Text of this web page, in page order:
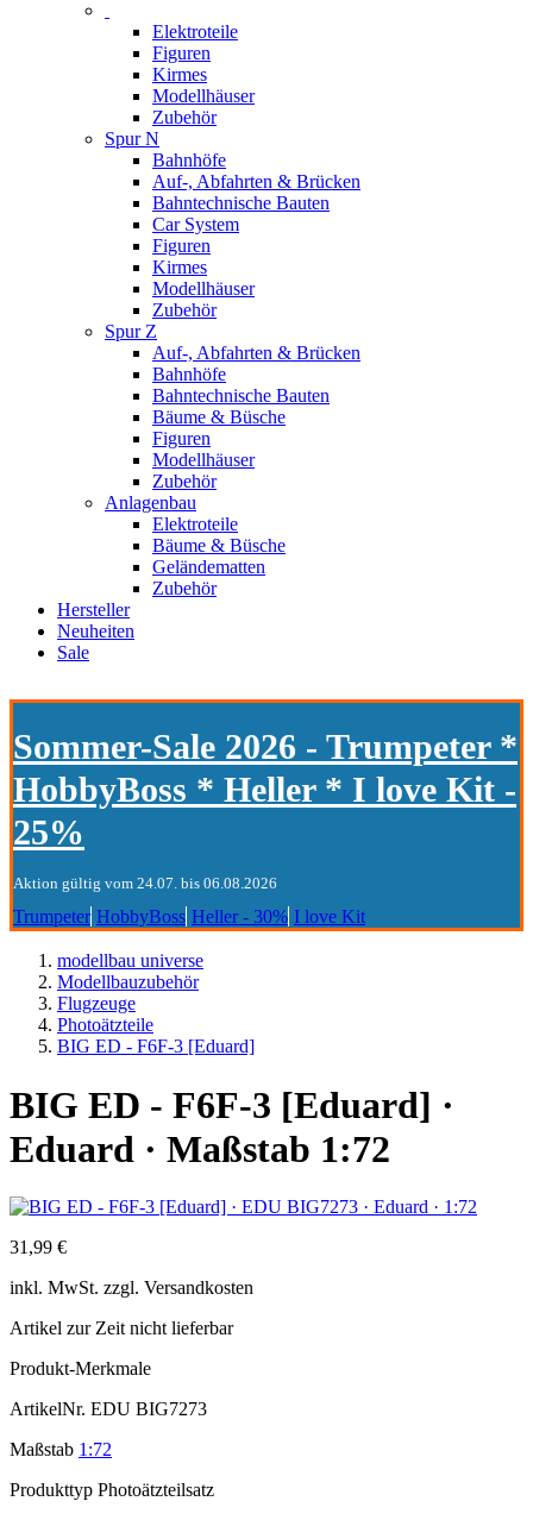
Elektroteile
Figuren
Kirmes
Modellhäuser
Zubehör
Spur N
Bahnhöfe
Auf-, Abfahrten & Brücken
Bahntechnische Bauten
Car System
Figuren
Kirmes
Modellhäuser
Zubehör
Spur Z
Auf-, Abfahrten & Brücken
Bahnhöfe
Bahntechnische Bauten
Bäume & Büsche
Figuren
Modellhäuser
Zubehör
Anlagenbau
Elektroteile
Bäume & Büsche
Geländematten
Zubehör
Hersteller
Neuheiten
Sale
Sommer-Sale 2026 - Trumpeter *
HobbyBoss * Heller * I love Kit -
25%
Aktion gültig vom 24.07. bis 06.08.2026
Trumpeter HobbyBoss Heller - 30% I love Kit
modellbau universe
Modellbauzubehör
Flugzeuge
Photoätzteile
BIG ED - F6F-3 [Eduard]
BIG ED - F6F-3 [Eduard] ·
Eduard · Maßstab 1:72
31,99 €
inkl. MwSt. zzgl. Versandkosten
Artikel zur Zeit nicht lieferbar
Produkt-Merkmale
ArtikelNr. EDU BIG7273
Maßstab 1:72
Produkttyp Photoätzteilsatz